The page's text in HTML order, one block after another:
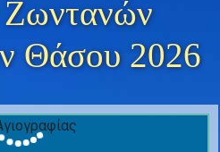
Θάσου 2026